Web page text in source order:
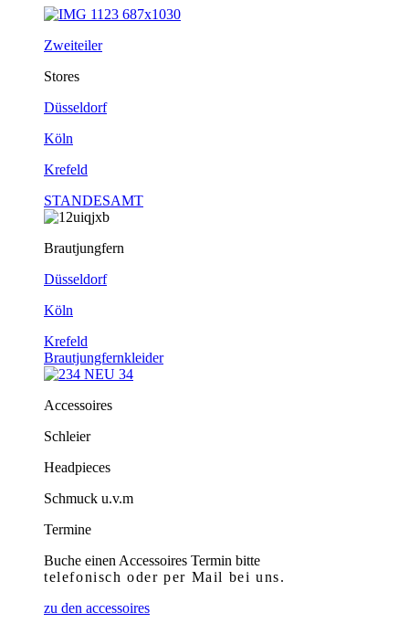
Zweiteiler
Stores
Düsseldorf
Köln
Krefeld
STANDESAMT
Brautjungfern
Düsseldorf
Köln
Krefeld
Brautjungfernkleider
Accessoires
Schleier
Headpieces
Schmuck u.v.m
Termine
Buche einen Accessoires Termin bitte
telefonischoder per Mail bei uns.
zu den accessoires